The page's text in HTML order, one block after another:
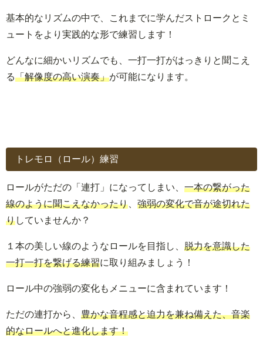
基本的なリズムの中で、これまでに学んだストロークとミ
ュートをより実践的な形で練習します！
どんなに細かいリズムでも、一打一打がはっきりと聞こえ
る「解像度の高い演奏」が可能になります。
トレモロ（ロール）練習
ロールがただの「連打」になってしまい、 一本の繋がった
線のように聞こえなかったり
強弱の変化で音が途切れた
りしていませんか？
１本の美しい線のようなロールを目指し、 脱力を意識した
一打一打を繋げる練習に取り組みましょう！
ロール中の強弱の変化もメニューに含まれています！
ただの連打から、 豊かな音程感と迫力を兼ね備えた、音楽
的なロールへと進化します！